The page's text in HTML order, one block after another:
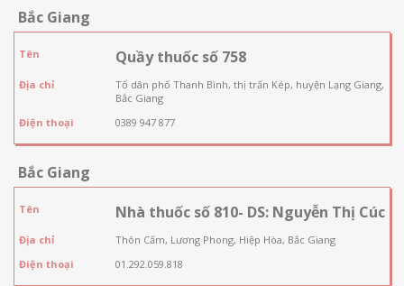
Bắc Giang
Tên Quầy thuốc số 758
Địa chỉ
Tổ dân phố Thanh Bình, thị trấn Kép, huyện Lạng Giang,
Bắc Giang
Điện thoại
0389 947 877
Bắc Giang
Tên Nhà thuốc số 810- DS: Nguyễn Thị Cúc
Địa chỉ
Thôn Cấm, Lương Phong, Hiệp Hòa, Bắc Giang
Điện thoại
01.292.059.818